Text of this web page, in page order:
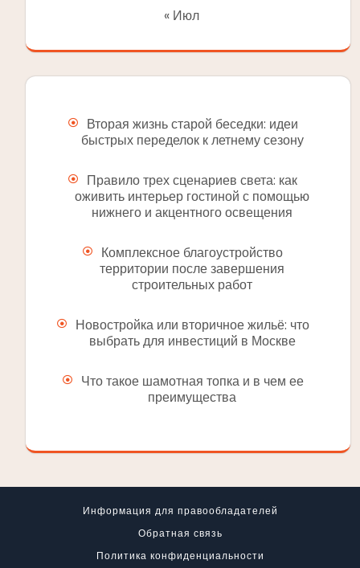
« Июл
Вторая жизнь старой беседки: идеи
быстрых переделок к летнему сезону
Правило трех сценариев света: как
оживить интерьер гостиной с помощью
нижнего и акцентного освещения
Комплексное благоустройство
территории после завершения
строительных работ
Новостройка или вторичное жильё: что
выбрать для инвестиций в Москве
Что такое шамотная топка и в чем ее
преимущества
Информация для правообладателей
Обратная связь
Политика конфиденциальности